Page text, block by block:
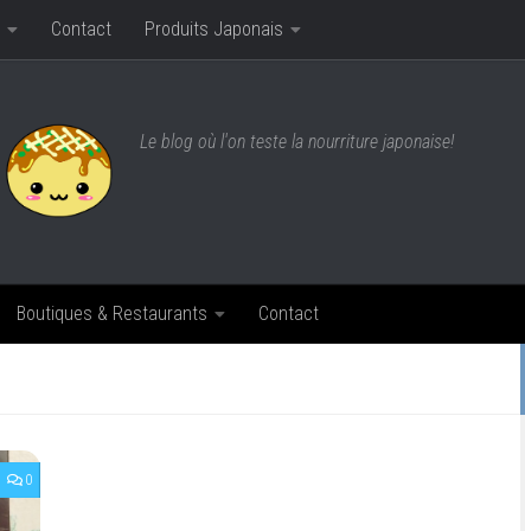
Contact Produits Japonais
Le blog où l'on teste la nourriture japonaise!
Boutiques & Restaurants Contact
0